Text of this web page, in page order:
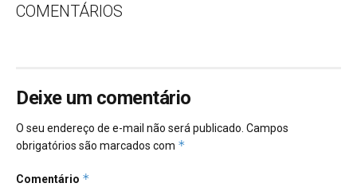
COMENTÁRIOS
Deixe um comentário
O seu endereço de e-mail não será publicado. Campos
obrigatórios são marcados com *
Comentário *